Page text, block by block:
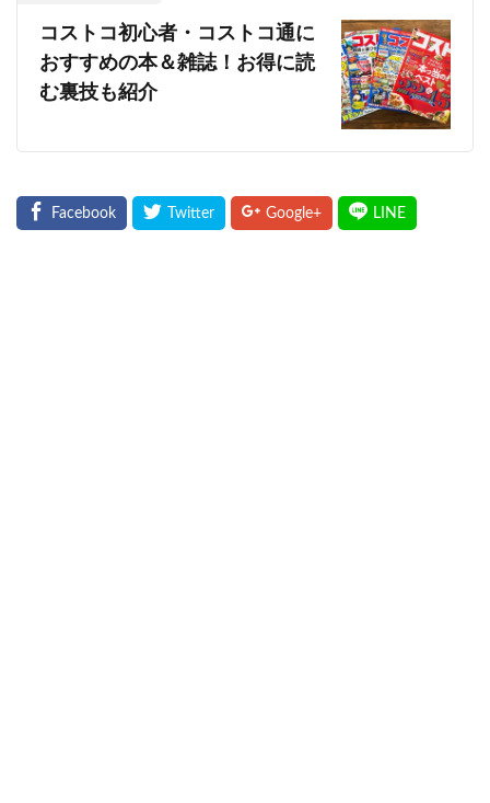
コストコ初心者・コストコ通に
おすすめの本＆雑誌！お得に読
む裏技も紹介